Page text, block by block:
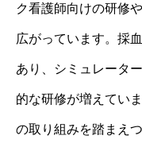
ク看護師向けの研修
広がっています。採
あり、シミュレータ
的な研修が増えてい
の取り組みを踏まえ